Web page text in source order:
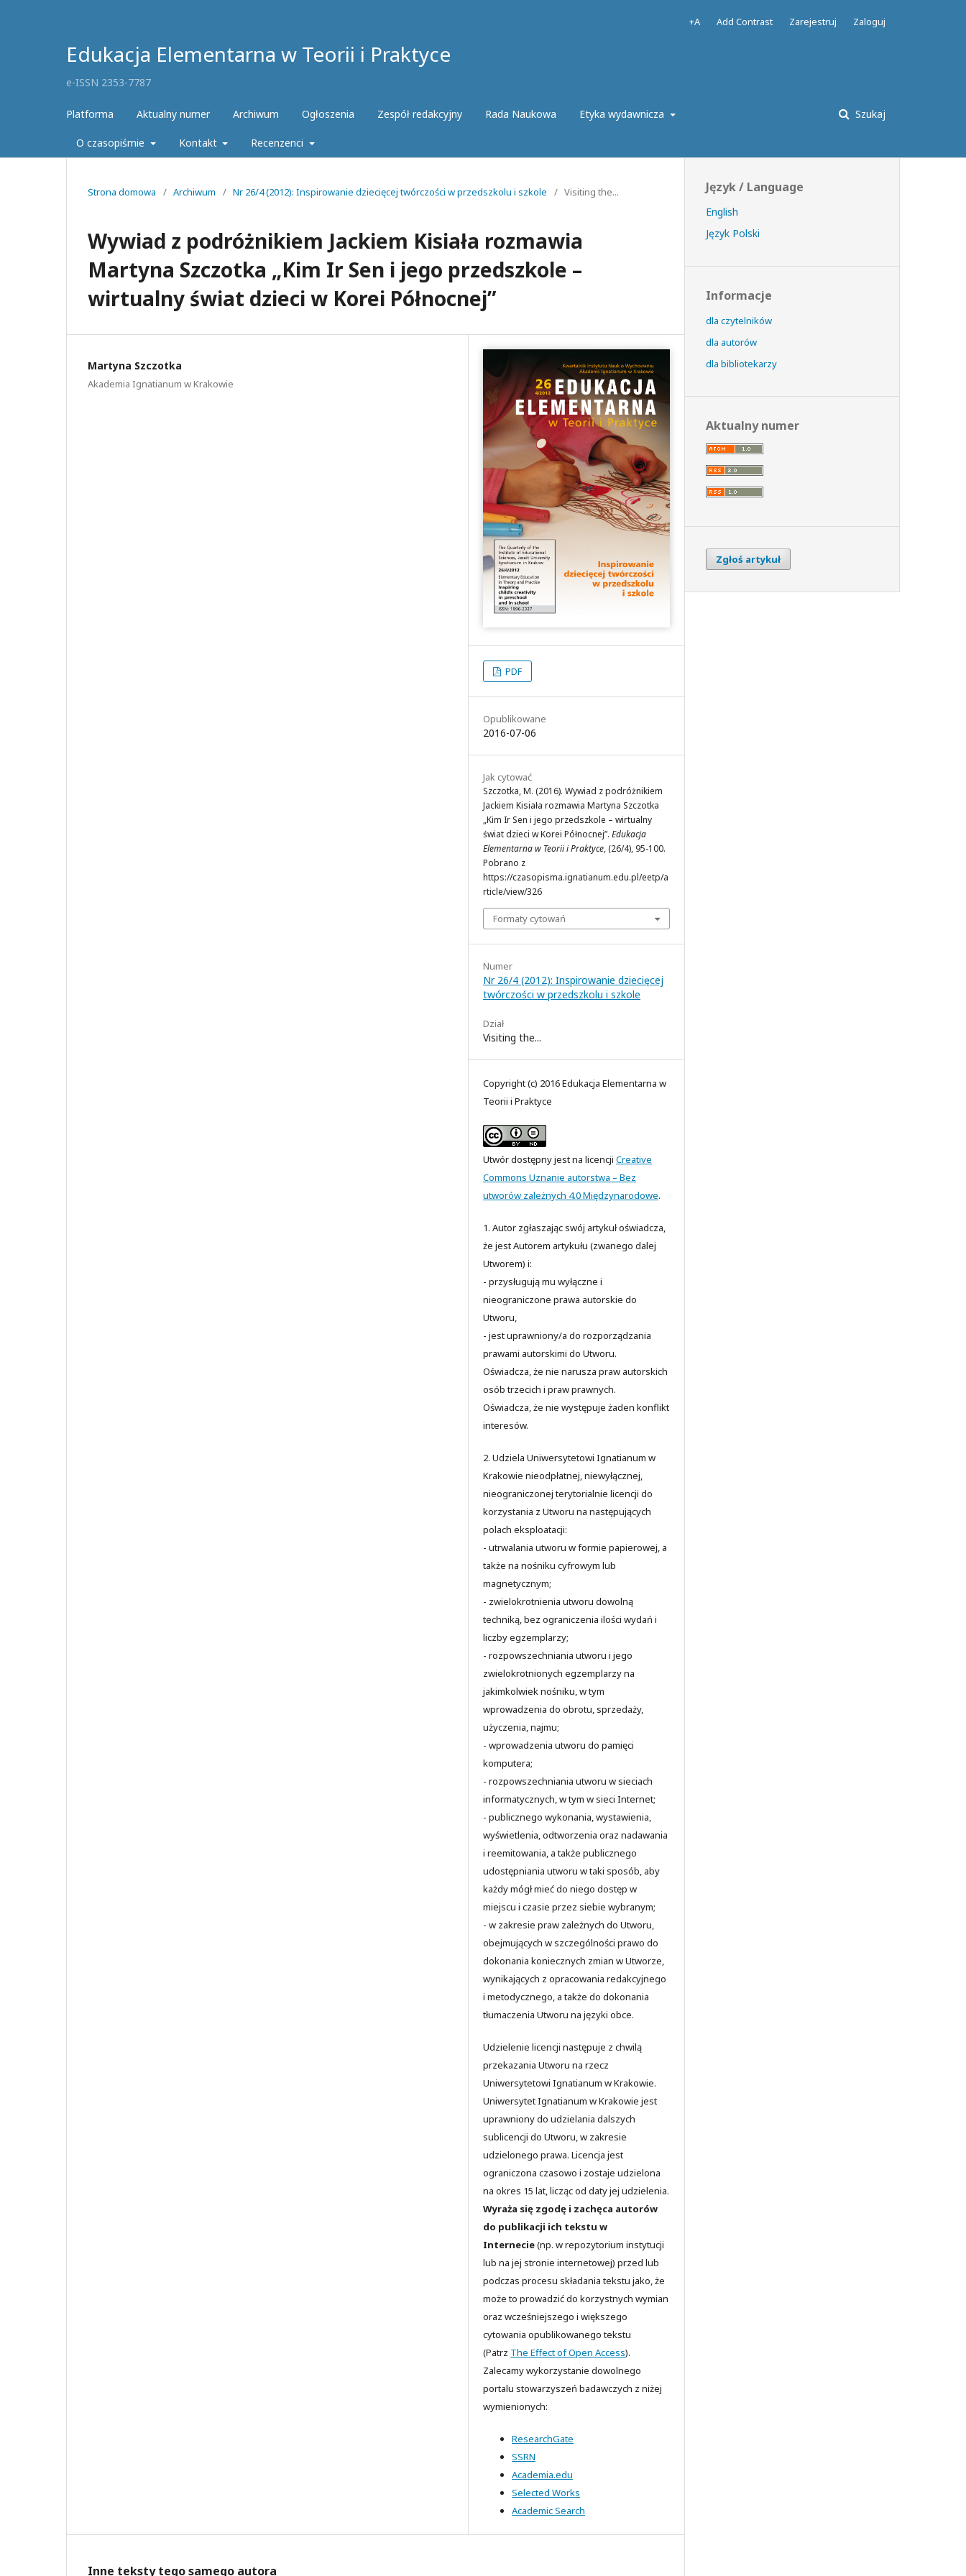
Edukacja Elementarna w Teorii i Praktyce
e-ISSN 2353-7787
Platforma Aktualny numer Archiwum Ogłoszenia Zespół redakcyjny Rada Naukowa Etyka wydawnicza
O czasopiśmie Kontakt Recenzenci
Szukaj
+A Add Contrast Zarejestruj Zaloguj
Strona domowa / Archiwum / Nr 26/4 (2012): Inspirowanie dziecięcej twórczości w przedszkolu i szkole / Visiting the...
Wywiad z podróżnikiem Jackiem Kisiała rozmawia
Martyna Szczotka „Kim Ir Sen i jego przedszkole –
wirtualny świat dzieci w Korei Północnej”
Martyna Szczotka
Akademia Ignatianum w Krakowie
PDF
Opublikowane
2016-07-06
Jak cytować
Szczotka, M. (2016). Wywiad z podróżnikiem
Jackiem Kisiała rozmawia Martyna Szczotka
„Kim Ir Sen i jego przedszkole – wirtualny
świat dzieci w Korei Północnej”. Edukacja
Elementarna w Teorii i Praktyce, (26/4), 95-100.
Pobrano z
https://czasopisma.ignatianum.edu.pl/eetp/a
rticle/view/326
Formaty cytowań
Numer
Nr 26/4 (2012): Inspirowanie dziecięcej
twórczości w przedszkolu i szkole
Dział
Visiting the...
Copyright (c) 2016 Edukacja Elementarna w
Teorii i Praktyce
Utwór dostępny jest na licencji Creative
Commons Uznanie autorstwa – Bez
utworów zależnych 4.0 Międzynarodowe.
1. Autor zgłaszając swój artykuł oświadcza,
że jest Autorem artykułu (zwanego dalej
Utworem) i:
- przysługują mu wyłączne i
nieograniczone prawa autorskie do
Utworu,
- jest uprawniony/a do rozporządzania
prawami autorskimi do Utworu.
Oświadcza, że nie narusza praw autorskich
osób trzecich i praw prawnych.
Oświadcza, że nie występuje żaden konflikt
interesów.
2. Udziela Uniwersytetowi Ignatianum w
Krakowie nieodpłatnej, niewyłącznej,
nieograniczonej terytorialnie licencji do
korzystania z Utworu na następujących
polach eksploatacji:
- utrwalania utworu w formie papierowej, a
także na nośniku cyfrowym lub
magnetycznym;
- zwielokrotnienia utworu dowolną
techniką, bez ograniczenia ilości wydań i
liczby egzemplarzy;
- rozpowszechniania utworu i jego
zwielokrotnionych egzemplarzy na
jakimkolwiek nośniku, w tym
wprowadzenia do obrotu, sprzedaży,
użyczenia, najmu;
- wprowadzenia utworu do pamięci
komputera;
- rozpowszechniania utworu w sieciach
informatycznych, w tym w sieci Internet;
- publicznego wykonania, wystawienia,
wyświetlenia, odtworzenia oraz nadawania
i reemitowania, a także publicznego
udostępniania utworu w taki sposób, aby
każdy mógł mieć do niego dostęp w
miejscu i czasie przez siebie wybranym;
- w zakresie praw zależnych do Utworu,
obejmujących w szczególności prawo do
dokonania koniecznych zmian w Utworze,
wynikających z opracowania redakcyjnego
i metodycznego, a także do dokonania
tłumaczenia Utworu na języki obce.
Udzielenie licencji następuje z chwilą
przekazania Utworu na rzecz
Uniwersytetowi Ignatianum w Krakowie.
Uniwersytet Ignatianum w Krakowie jest
uprawniony do udzielania dalszych
sublicencji do Utworu, w zakresie
udzielonego prawa. Licencja jest
ograniczona czasowo i zostaje udzielona
na okres 15 lat, licząc od daty jej udzielenia.
Wyraża się zgodę i zachęca autorów
do publikacji ich tekstu w
Internecie(np. w repozytorium instytucji
lub na jej stronie internetowej) przed lub
podczas procesu składania tekstu jako, że
może to prowadzić do korzystnych wymian
oraz wcześniejszego i większego
cytowania opublikowanego tekstu
(Patrz The Effect of Open Access).
Zalecamy wykorzystanie dowolnego
portalu stowarzyszeń badawczych z niżej
wymienionych:
ResearchGate
SSRN
Academia.edu
Selected Works
Academic Search
Inne teksty tego samego autora
Język / Language
English
Język Polski
Informacje
dla czytelników
dla autorów
dla bibliotekarzy
Aktualny numer
Zgłoś artykuł